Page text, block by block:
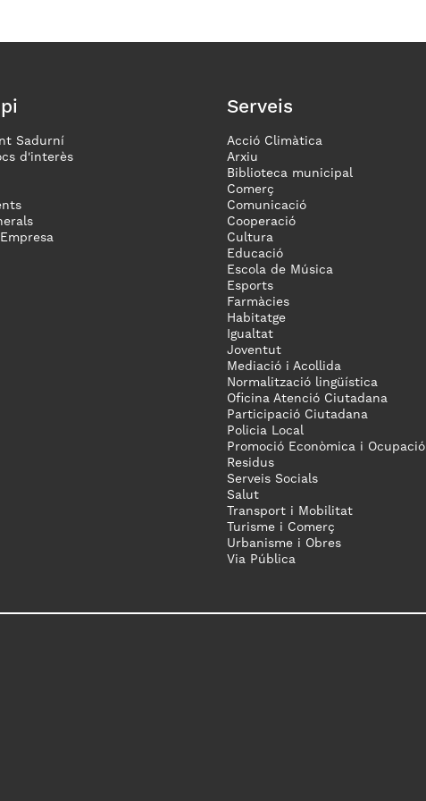
Sadurní
d'interès
Serveis
Acció Climàtica
Arxiu
Biblioteca municipal
Comerç
Comunicació
Cooperació
Cultura
Educació
Escola de Música
Esports
Farmàcies
Habitatge
Igualtat
Joventut
Mediació i Acollida
Normalització lingüística
Oficina Atenció Ciutadana
Participació Ciutadana
Policia Local
Promoció Econòmica i Ocupació
Residus
Serveis Socials
Salut
Transport i Mobilitat
Turisme i Comerç
Urbanisme i Obres
Via Pública